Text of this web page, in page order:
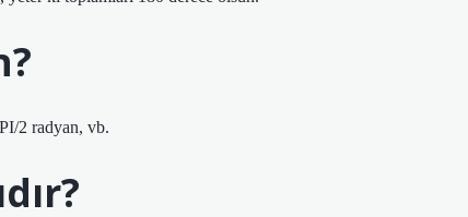
2 radyan, vb.